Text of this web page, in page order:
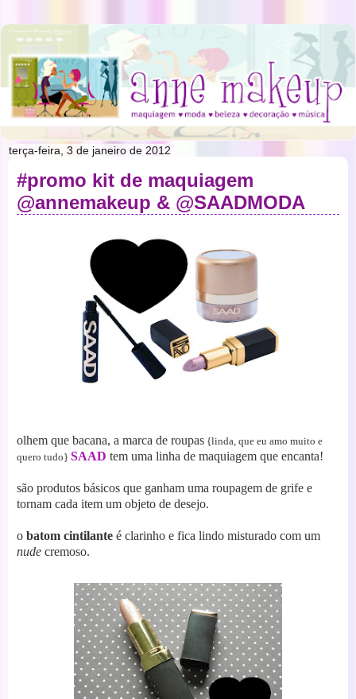
terça-feira, 3 de janeiro de 2012
#promo kit de maquiagem
@annemakeup & @SAADMODA
olhem que bacana, a marca de roupas {linda, que eu amo muito e
quero tudo} SAAD tem uma linha de maquiagem que encanta!
são produtos básicos que ganham uma roupagem de grife e
tornam cada item um objeto de desejo.
o batom cintilante é clarinho e fica lindo misturado com um
nude cremoso.